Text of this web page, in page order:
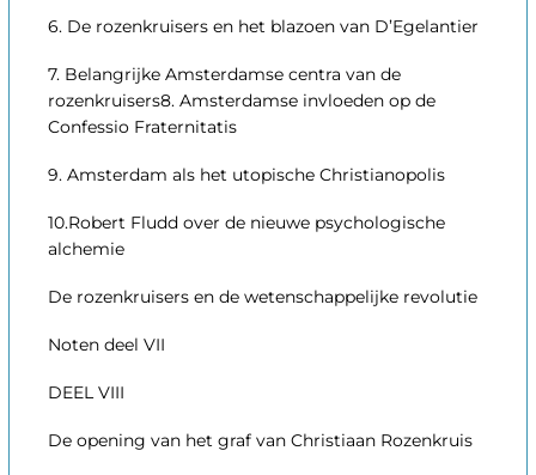
6. De rozenkruisers en het blazoen van D’Egelantier
7. Belangrijke Amsterdamse centra van de
rozenkruisers8. Amsterdamse invloeden op de
Confessio Fraternitatis
9. Amsterdam als het utopische Christianopolis
10.Robert Fludd over de nieuwe psychologische
alchemie
De rozenkruisers en de wetenschappelijke revolutie
Noten deel VII
DEEL VIII
De opening van het graf van Christiaan Rozenkruis